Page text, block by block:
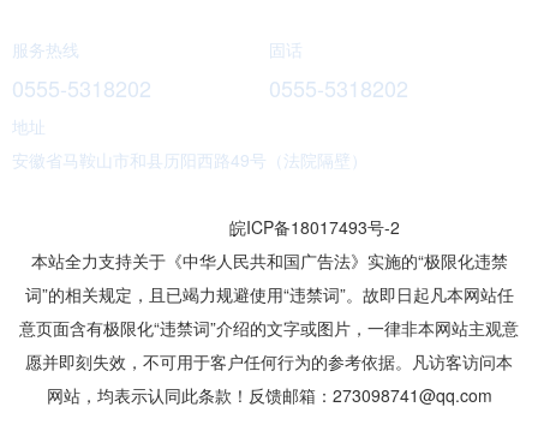
服务热线
0555-5318202
固话
0555-5318202
地址
安徽省马鞍山市和县历阳西路49号（法院隔壁）
皖ICP备18017493号-2
本站全力支持关于《中华人民共和国广告法》实施的“极限化违禁
词”的相关规定，且已竭力规避使用“违禁词”。故即日起凡本网站任
意页面含有极限化“违禁词”介绍的文字或图片，一律非本网站主观意
愿并即刻失效，不可用于客户任何行为的参考依据。凡访客访问本
网站，均表示认同此条款！反馈邮箱：273098741@qq.com